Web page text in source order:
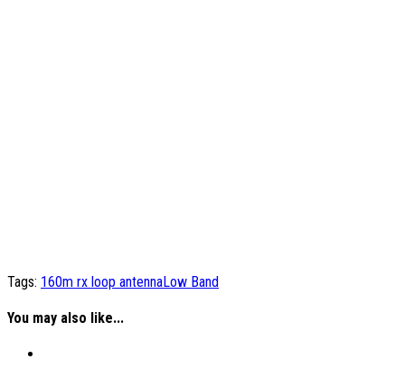
Tags: 160m rx loop antennaLow Band
You may also like...